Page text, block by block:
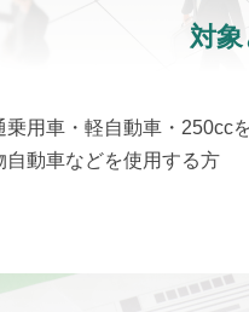
対
乗用車・軽自動車・250cc
自動車などを使用する方